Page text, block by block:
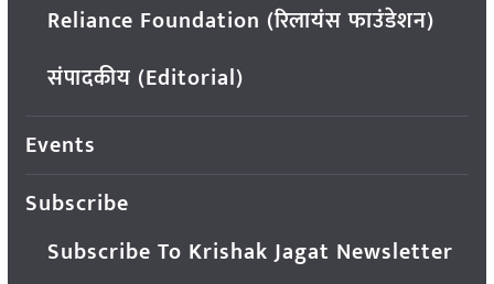
Reliance Foundation (रिलायंस फाउंडेशन)
संपादकीय (Editorial)
Events
Subscribe
Subscribe To Krishak Jagat Newsletter